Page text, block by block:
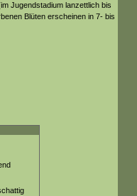
Jugendstadium lanzettlich bis
Blüten erscheinen in 7- bis